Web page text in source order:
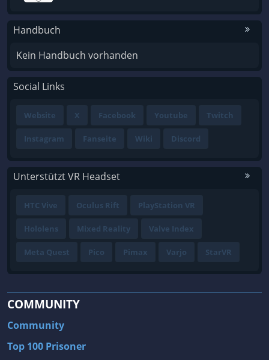
Handbuch
Kein Handbuch vorhanden
Social Links
Website X Facebook Youtube Twitch
Instagram Fanseite Wiki Discord
Unterstützt VR Headset
HTC Vive Oculus Rift PlayStation VR
Hololens Mixed Reality Valve Index
Meta Quest Pico Pimax Varjo StarVR
COMMUNITY
Community
Top 100 Prisoner